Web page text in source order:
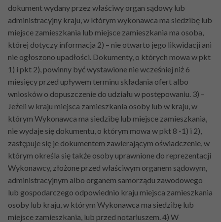
dokument wydany przez właściwy organ sądowy lub
administracyjny kraju, w którym wykonawca ma siedzibę lub
miejsce zamieszkania lub miejsce zamieszkania ma osoba,
której dotyczy informacja 2) – nie otwarto jego likwidacji ani
nie ogłoszono upadłości. Dokumenty, o których mowa w pkt
1) i pkt 2), powinny być wystawione nie wcześniej niż 6
miesięcy przed upływem terminu składania ofert albo
wniosków o dopuszczenie do udziału w postępowaniu. 3) –
Jeżeli w kraju miejsca zamieszkania osoby lub w kraju, w
którym Wykonawca ma siedzibę lub miejsce zamieszkania,
nie wydaje się dokumentu, o którym mowa w pkt 8 -1) i 2),
zastępuje się je dokumentem zawierającym oświadczenie, w
którym określa się także osoby uprawnione do reprezentacji
Wykonawcy, złożone przed właściwym organem sądowym,
administracyjnym albo organem samorządu zawodowego
lub gospodarczego odpowiednio kraju miejsca zamieszkania
osoby lub kraju, w którym Wykonawca ma siedzibę lub
miejsce zamieszkania, lub przed notariuszem. 4) W